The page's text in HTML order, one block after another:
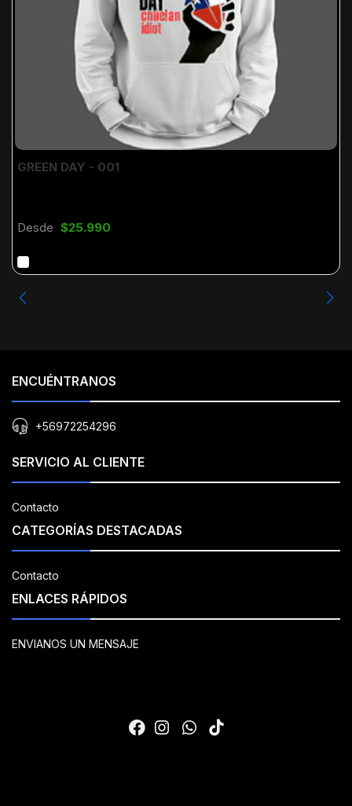
GREEN DAY - 001
Desde $25.990
ENCUÉNTRANOS
+56972254296
SERVICIO AL CLIENTE
Contacto
CATEGORÍAS DESTACADAS
Contacto
ENLACES RÁPIDOS
ENVIANOS UN MENSAJE